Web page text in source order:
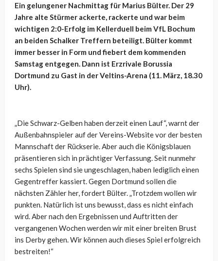
Ein gelungener Nachmittag für Marius Bülter. Der 29
Jahre alte Stürmer ackerte, rackerte und war beim
wichtigen 2:0-Erfolg im Kellerduell beim VfL Bochum
an beiden Schalker Treffern beteiligt. Bülter kommt
immer besser in Form und fiebert dem kommenden
Samstag entgegen. Dann ist Erzrivale Borussia
Dortmund zu Gast in der Veltins-Arena (11. März, 18.30
Uhr).
„Die Schwarz-Gelben haben derzeit einen Lauf“, warnt der
Außenbahnspieler auf der Vereins-Website vor der besten
Mannschaft der Rückserie. Aber auch die Königsblauen
präsentieren sich in prächtiger Verfassung. Seit nunmehr
sechs Spielen sind sie ungeschlagen, haben lediglich einen
Gegentreffer kassiert. Gegen Dortmund sollen die
nächsten Zähler her, fordert Bülter. „Trotzdem wollen wir
punkten. Natürlich ist uns bewusst, dass es nicht einfach
wird. Aber nach den Ergebnissen und Auftritten der
vergangenen Wochen werden wir mit einer breiten Brust
ins Derby gehen. Wir können auch dieses Spiel erfolgreich
bestreiten!“